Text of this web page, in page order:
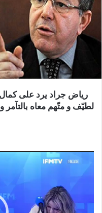
رياض جراد يرد على
لطيّف و متّهم معاه بالتآمر
مشغل
الفيديو